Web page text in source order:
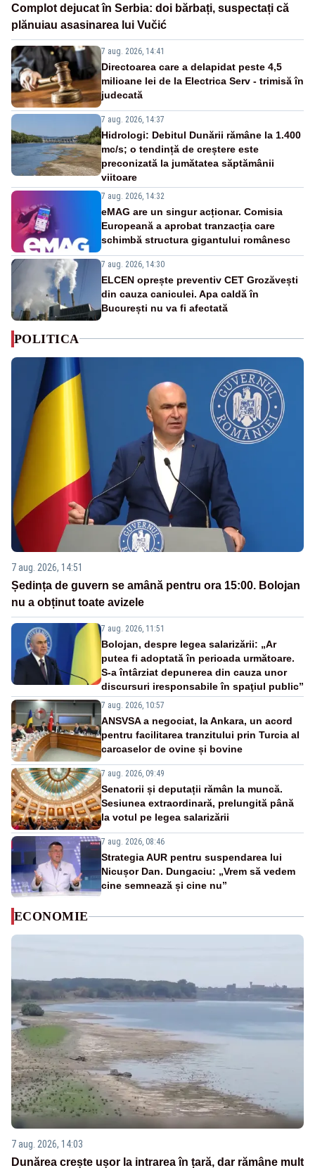
Complot dejucat în Serbia: doi bărbați, suspectați că
plănuiau asasinarea lui Vučić
7 aug. 2026, 14:41
Directoarea care a delapidat peste 4,5
milioane lei de la Electrica Serv - trimisă în
judecată
7 aug. 2026, 14:37
Hidrologi: Debitul Dunării rămâne la 1.400
mc/s; o tendință de creștere este
preconizată la jumătatea săptămânii
viitoare
7 aug. 2026, 14:32
eMAG are un singur acționar. Comisia
Europeană a aprobat tranzacția care
schimbă structura gigantului românesc
7 aug. 2026, 14:30
ELCEN oprește preventiv CET Grozăvești
din cauza caniculei. Apa caldă în
București nu va fi afectată
POLITICA
7 aug. 2026, 14:51
Ședința de guvern se amână pentru ora 15:00. Bolojan
nu a obținut toate avizele
7 aug. 2026, 11:51
Bolojan, despre legea salarizării: „Ar
putea fi adoptată în perioada următoare.
S-a întârziat depunerea din cauza unor
discursuri iresponsabile în spaţiul public”
7 aug. 2026, 10:57
ANSVSA a negociat, la Ankara, un acord
pentru facilitarea tranzitului prin Turcia al
carcaselor de ovine și bovine
7 aug. 2026, 09:49
Senatorii și deputații rămân la muncă.
Sesiunea extraordinară, prelungită până
la votul pe legea salarizării
7 aug. 2026, 08:46
Strategia AUR pentru suspendarea lui
Nicușor Dan. Dungaciu: „Vrem să vedem
cine semnează și cine nu”
ECONOMIE
7 aug. 2026, 14:03
Dunărea crește ușor la intrarea în țară, dar rămâne mult